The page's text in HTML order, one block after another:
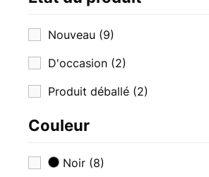
Nouveau (9)
D'occasion (2)
Produit déballé (2)
Couleur
Noir (8)